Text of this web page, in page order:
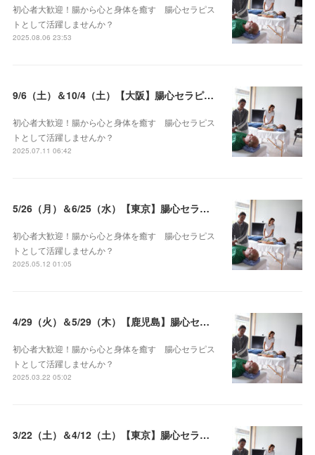
初心者大歓迎！腸から心と身体を癒す 腸心セラピス
トとして活躍しませんか？
2025.08.06 23:53
9/6（土）＆10/4（土）【大阪】腸心セラピスト養成コース《２日間コース》開講決定
初心者大歓迎！腸から心と身体を癒す 腸心セラピス
トとして活躍しませんか？
2025.07.11 06:42
5/26（月）＆6/25（水）【東京】腸心セラピスト養成コース《２日間コース》開講決定
初心者大歓迎！腸から心と身体を癒す 腸心セラピス
トとして活躍しませんか？
2025.05.12 01:05
4/29（火）＆5/29（木）【鹿児島】腸心セラピスト養成コース《２日間コース》開講決定
初心者大歓迎！腸から心と身体を癒す 腸心セラピス
トとして活躍しませんか？
2025.03.22 05:02
3/22（土）＆4/12（土）【東京】腸心セラピスト養成コース《２日間コース》開講決定